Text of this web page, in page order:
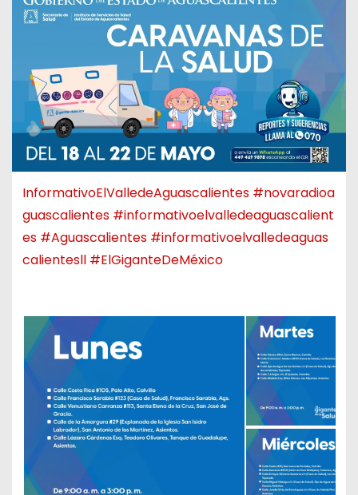
InformativoElValledeAguascalientes #novaradioa
guascalientes #informativoelvalledeaguascalient
es #Aguascalientes #informativoelvalledeaguas
calientesll #ElGiganteDeMéxico